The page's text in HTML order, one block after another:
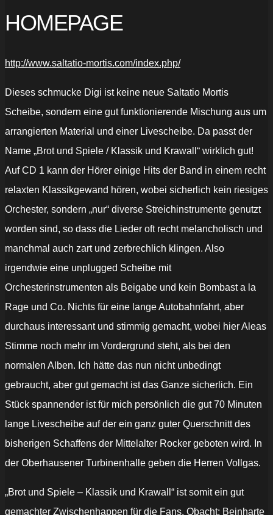
HOMEPAGE
http://www.saltatio-mortis.com/index.php/
Dieses schmucke Digi ist keine neue Saltatio Mortis
Scheibe, sondern eine gut funktionierende Mischung aus um
arrangierten Material und einer Livescheibe. Da passt der
Name „Brot und Spiele / Klassik und Krawall“ wirklich gut!
Auf CD 1 kann der Hörer einige Hits der Band in einem recht
relaxten Klassikgewand hören, wobei sicherlich kein riesiges
Orchester, sondern „nur“ diverse Streichinstrumente genutzt
worden sind, so dass die Lieder oft recht melancholisch und
manchmal auch zart und zerbrechlich klingen. Also
irgendwie eine unplugged Scheibe mit
Orchesterinstrumenten als Beigabe und kein Bombast a la
Rage und Co. Nichts für eine lange Autobahnfahrt, aber
durchaus interessant und stimmig gemacht, wobei hier Aleas
Stimme noch mehr im Vordergrund steht, als bei den
normalen Alben. Ich hätte das nun nicht unbedingt
gebraucht, aber gut gemacht ist das Ganze sicherlich. Ein
Stück spannender ist für mich persönlich die gut 70 Minuten
lange Livescheibe auf der ein ganz guter Querschnitt des
bisherigen Schaffens der Mittelalter Rocker geboten wird. In
der Oberhausener Turbinenhalle geben die Herren Vollgas.
„Brot und Spiele – Klassik und Krawall“ ist somit ein gut
gemachter Zwischenhappen für die Fans. Obacht: Beinharte